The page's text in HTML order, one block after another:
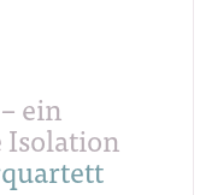
ein